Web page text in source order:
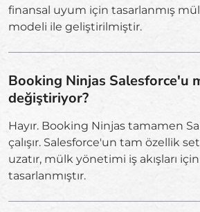
finansal uyum için tasarlanmış
modeli ile geliştirilmiştir.
Booking Ninjas Salesforce'u
değiştiriyor?
Hayır. Booking Ninjas tamamen
çalışır. Salesforce'un tam özellik
uzatır, mülk yönetimi iş akışları
tasarlanmıştır.